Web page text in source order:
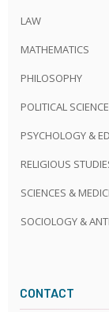
LAW
MATHEMATICS
PHILOSOPHY
POLITICAL SCIENCE
PSYCHOLOGY &
RELIGIOUS
SCIENCES &
SOCIOLOGY &
CONTACT